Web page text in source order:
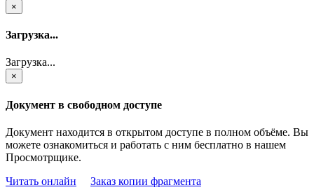
×
Загрузка...
Загрузка...
×
Документ в свободном доступе
Документ находится в открытом доступе в полном объёме. Вы
можете ознакомиться и работать с ним бесплатно в нашем
Просмотрщике.
Читать онлайн
Заказ копии фрагмента